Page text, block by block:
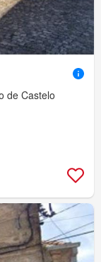
de Castelo